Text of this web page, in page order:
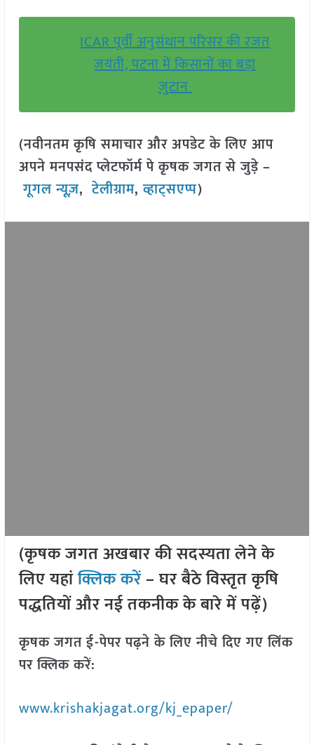
ICAR पूर्वी अनुसंधान परिसर की रजत
जयंती, पटना में किसानों का बड़ा
जुटान
(नवीनतम कृषि समाचार और अपडेट के लिए आप
अपने मनपसंद प्लेटफॉर्म पे कृषक जगत से जुड़े –
गूगल न्यूज़,टेलीग्राम,व्हाट्सएप्प)
(कृषक जगत अखबार की सदस्यता लेने के
लिए यहांक्लिक करें– घर बैठे विस्तृत कृषि
पद्धतियों और नई तकनीक के बारे में पढ़ें)
कृषक जगत ई-पेपर पढ़ने के लिए नीचे दिए गए लिंक
पर क्लिक करें:
www.krishakjagat.org/kj_epaper/